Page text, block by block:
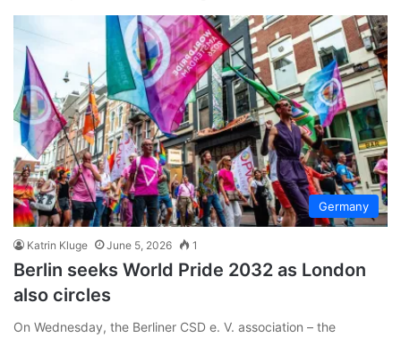
Germany
Katrin Kluge June 5, 2026 1
Berlin seeks World Pride 2032 as London
also circles
On Wednesday, the Berliner CSD e. V. association – the